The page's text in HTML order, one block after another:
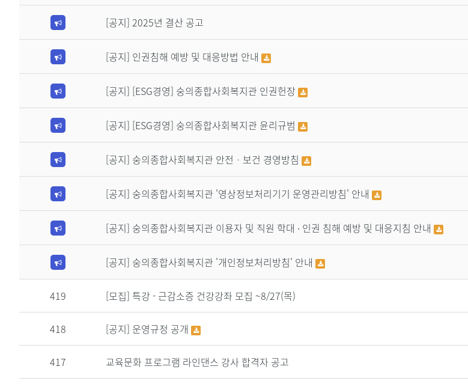
[공지] 2025년 결산 공고
[공지] 인권침해 예방 및 대응방법 안내
[공지] [ESG경영] 숭의종합사회복지관 인권헌장
[공지] [ESG경영] 숭의종합사회복지관 윤리규범
[공지] 숭의종합사회복지관 안전ㆍ보건 경영방침
[공지] 숭의종합사회복지관 '영상정보처리기기 운영관리방침' 안내
[공지] 숭의종합사회복지관 이용자 및 직원 학대 ∙ 인권 침해 예방 및 대응지침 안내
[공지] 숭의종합사회복지관 '개인정보처리방침' 안내
419 [모집] 특강 - 근감소증 건강강좌 모집 ~8/27(목)
418 [공지] 운영규정 공개
417 교육문화 프로그램 라인댄스 강사 합격자 공고